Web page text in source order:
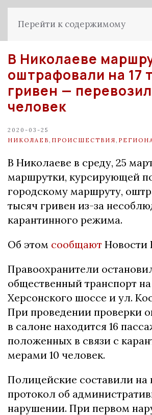
Перейти к содержимому
В Николаеве
оштрафовали на 17
гривен — перевозил
человек
2020-03-25
НИКОЛАЕВ ПРОИСШЕСТВИЯ
В Николаеве в среду, 25
маршрутки, курсирующей
городскому маршруту,
тысяч гривен из-за
карантинного режима.
Об этом сообщают Новости
Правоохранители
общественный транспорт
Херсонского шоссе и ул.
При проведении проверки
в салоне находится 16
положенных в связи с
мерами 10 человек.
Полицейские составили на
протокол об
нарушении. При первом